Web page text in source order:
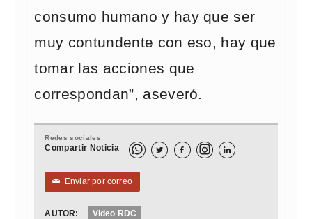
consumo humano y hay que ser
muy contundente con eso, hay que
tomar las acciones que
correspondan”, aseveró.
Redes sociales
Compartir Noticia   
✉ Enviar por correo
AUTOR: Video RDC